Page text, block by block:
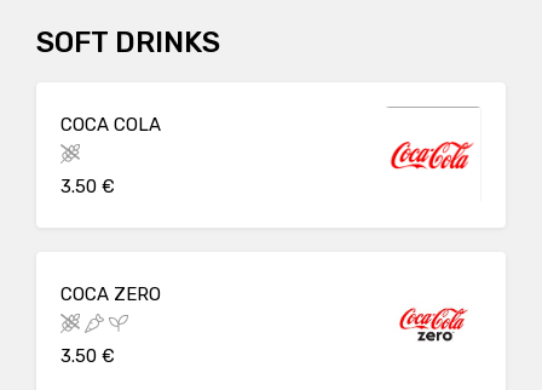
SOFT DRINKS
COCA COLA
3.50 €
COCA ZERO
3.50 €